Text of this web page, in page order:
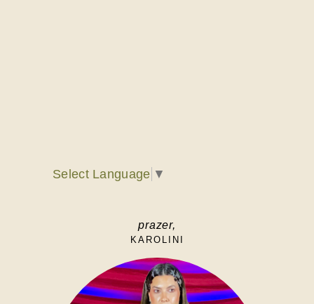
Select Language ▼
prazer,
KAROLINI